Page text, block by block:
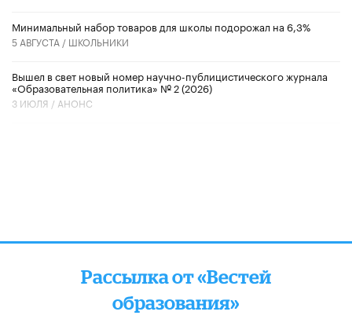
Минимальный набор товаров для школы подорожал на 6,3%
5 АВГУСТА / ШКОЛЬНИКИ
Вышел в свет новый номер научно-публицистического журнала
«Образовательная политика» № 2 (2026)
3 ИЮЛЯ / АНОНС
Рассылка от «Вестей
образования»